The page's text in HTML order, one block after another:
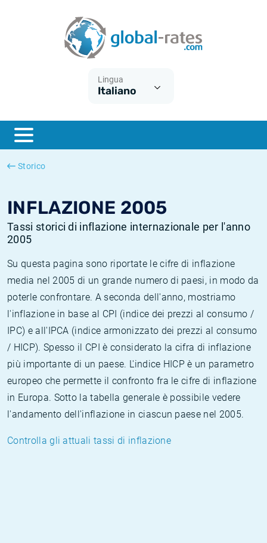
Lingua
Italiano
Storico
INFLAZIONE 2005
Tassi storici di inflazione internazionale per l'anno
2005
Su questa pagina sono riportate le cifre di inflazione
media nel 2005 di un grande numero di paesi, in modo da
poterle confrontare. A seconda dell'anno, mostriamo
l'inflazione in base al CPI (indice dei prezzi al consumo /
IPC) e all'IPCA (indice armonizzato dei prezzi al consumo
/ HICP). Spesso il CPI è considerato la cifra di inflazione
più importante di un paese. L'indice HICP è un parametro
europeo che permette il confronto fra le cifre di inflazione
in Europa. Sotto la tabella generale è possibile vedere
l'andamento dell'inflazione in ciascun paese nel 2005.
Controlla gli attuali tassi di inflazione
ESTER
SONIA
Cos'è l'inflazione CPI?
Cos'è l'inflazione HICP?
Inflazione Italia
Inflazione Stati Uniti
Tassi storici Euribor
Tassi storici di SONIA
Tassi storici di TONAR
Calcolatore dell’inflazione